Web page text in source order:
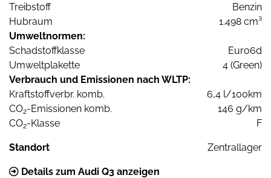
Treibstoff
Benzin
Hubraum
1.498 cm³
Umweltnormen:
Schadstoffklasse
Euro6d
Umweltplakette
4 (Green)
Verbrauch und Emissionen nach WLTP:
Kraftstoffverbr. komb.
6,4 l/100km
CO2-Emissionen komb.
146 g/km
CO2-Klasse F
Standort Zentrallager
Details zum Audi Q3 anzeigen